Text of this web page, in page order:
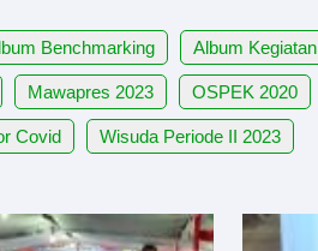
Benchmarking Album Kegiatan
Mawapres 2023 OSPEK 2020
Covid Wisuda Periode II 2023